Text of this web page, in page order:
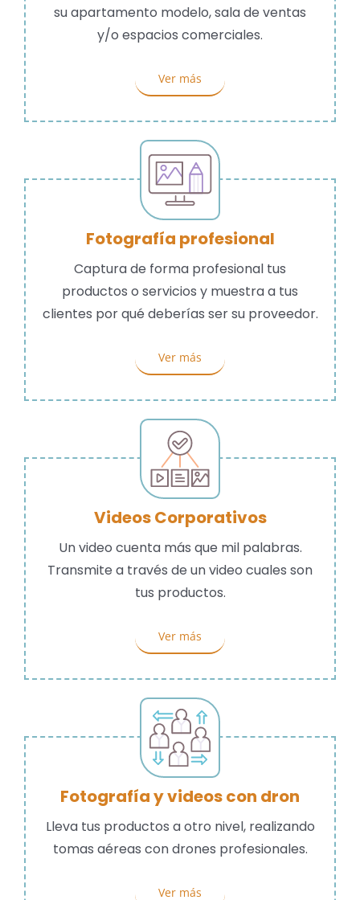
su apartamento modelo, sala de ventas
y/o espacios comerciales.
Ver más
Fotografía profesional
Captura de forma profesional tus
productos o servicios y muestra a tus
clientes por qué deberías ser su proveedor.
Ver más
Videos Corporativos
Un video cuenta más que mil palabras.
Transmite a través de un video cuales son
tus productos.
Ver más
Fotografía y videos con dron
Lleva tus productos a otro nivel, realizando
tomas aéreas con drones profesionales.
Ver más